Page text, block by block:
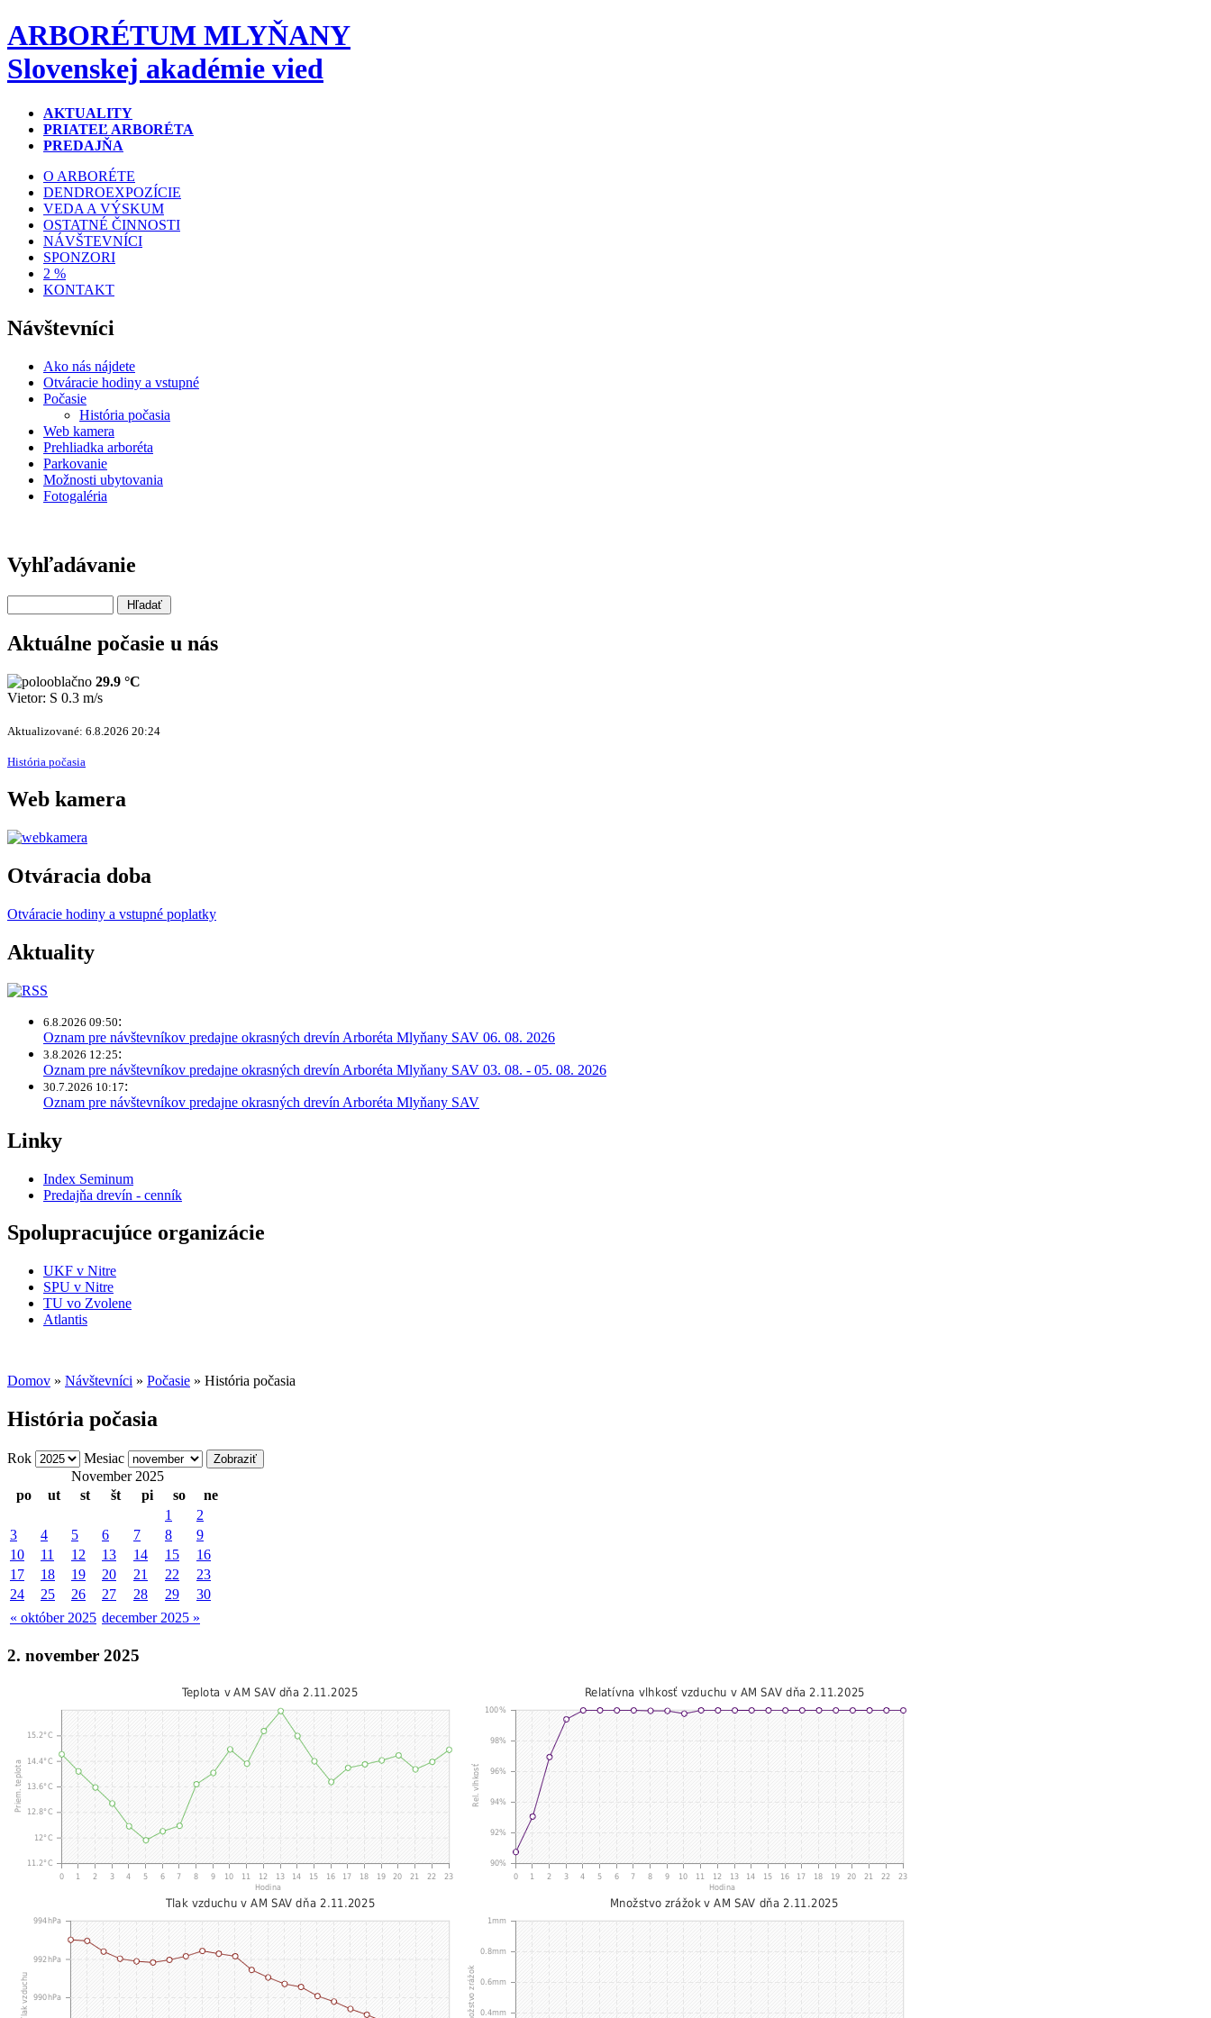
ARBORÉTUM MLYŇANY
Slovenskej akadémie vied
AKTUALITY
PRIATEĽ ARBORÉTA
PREDAJŇA
O ARBORÉTE
DENDROEXPOZÍCIE
VEDA A VÝSKUM
OSTATNÉ ČINNOSTI
NÁVŠTEVNÍCI
SPONZORI
2 %
KONTAKT
Návštevníci
Ako nás nájdete
Otváracie hodiny a vstupné
Počasie
História počasia
Web kamera
Prehliadka arboréta
Parkovanie
Možnosti ubytovania
Fotogaléria
Vyhľadávanie
Aktuálne počasie u nás
29.9 °C
Vietor: S 0.3 m/s
Aktualizované: 6.8.2026 20:24
História počasia
Web kamera
Otváracia doba
Otváracie hodiny a vstupné poplatky
Aktuality
6.8.2026 09:50:
Oznam pre návštevníkov predajne okrasných drevín Arboréta Mlyňany SAV 06. 08. 2026
3.8.2026 12:25:
Oznam pre návštevníkov predajne okrasných drevín Arboréta Mlyňany SAV 03. 08. - 05. 08. 2026
30.7.2026 10:17:
Oznam pre návštevníkov predajne okrasných drevín Arboréta Mlyňany SAV
Linky
Index Seminum
Predajňa drevín - cenník
Spolupracujúce organizácie
UKF v Nitre
SPU v Nitre
TU vo Zvolene
Atlantis
Domov » Návštevníci » Počasie » História počasia
História počasia
Rok
Mesiac
November 2025
po
ut st št pi so ne
« október 2025 december 2025 »
1
2
3
4 5 6 7 8
9
10
11 12 13 14 15
16
17
18 19 20 21 22
23
24
25 26 27 28 29 30
2. november 2025